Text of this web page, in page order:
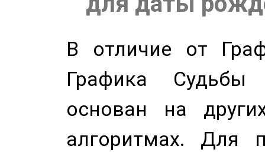
В отличие от
Графика
основан на
алгоритмах. Для